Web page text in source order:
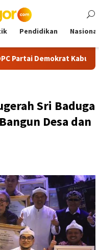
Pendidikan Nasional
Kabupaten Bogor
Sri Baduga
Desa dan